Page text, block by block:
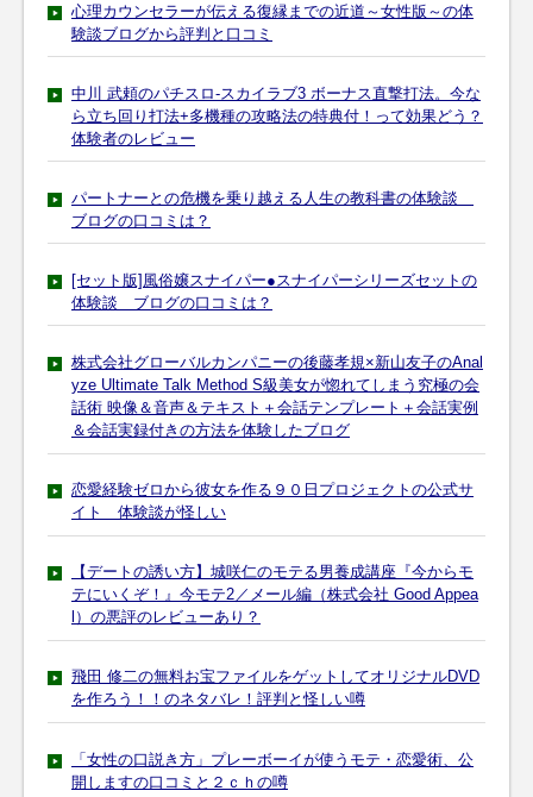
心理カウンセラーが伝える復縁までの近道～女性版～の体
験談ブログから評判と口コミ
中川 武頼のパチスロ-スカイラブ3 ボーナス直撃打法。今な
ら立ち回り打法+多機種の攻略法の特典付！って効果どう？
体験者のレビュー
パートナーとの危機を乗り越える人生の教科書の体験談
ブログの口コミは？
[セット版]風俗嬢スナイパー●スナイパーシリーズセットの
体験談 ブログの口コミは？
株式会社グローバルカンパニーの後藤孝規×新山友子のAnal
yze Ultimate Talk Method S級美女が惚れてしまう究極の会
話術 映像＆音声＆テキスト＋会話テンプレート＋会話実例
＆会話実録付きの方法を体験したブログ
恋愛経験ゼロから彼女を作る９０日プロジェクトの公式サ
イト 体験談が怪しい
【デートの誘い方】城咲仁のモテる男養成講座『今からモ
テにいくぞ！』今モテ2／メール編（株式会社 Good Appea
l）の悪評のレビューあり？
飛田 修二の無料お宝ファイルをゲットしてオリジナルDVD
を作ろう！！のネタバレ！評判と怪しい噂
「女性の口説き方」プレーボーイが使うモテ・恋愛術、公
開しますの口コミと２ｃｈの噂